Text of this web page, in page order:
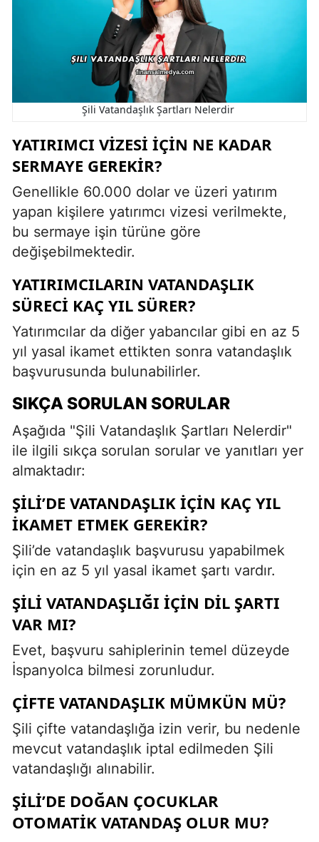
Şili Vatandaşlık Şartları Nelerdir
YATIRIMCI VIZESI İÇIN NE KADAR
SERMAYE GEREKIR?
Genellikle 60.000 dolar ve üzeri yatırım
yapan kişilere yatırımcı vizesi verilmekte,
bu sermaye işin türüne göre
değişebilmektedir.
YATIRIMCILARIN VATANDAŞLIK
SÜRECI KAÇ YIL SÜRER?
Yatırımcılar da diğer yabancılar gibi en az 5
yıl yasal ikamet ettikten sonra vatandaşlık
başvurusunda bulunabilirler.
SIKÇA SORULAN SORULAR
Aşağıda "Şili Vatandaşlık Şartları Nelerdir"
ile ilgili sıkça sorulan sorular ve yanıtları yer
almaktadır:
ŞILI’DE VATANDAŞLIK İÇIN KAÇ YIL
İKAMET ETMEK GEREKIR?
Şili’de vatandaşlık başvurusu yapabilmek
için en az 5 yıl yasal ikamet şartı vardır.
ŞILI VATANDAŞLIĞI İÇIN DIL ŞARTI
VAR MI?
Evet, başvuru sahiplerinin temel düzeyde
İspanyolca bilmesi zorunludur.
ÇIFTE VATANDAŞLIK MÜMKÜN MÜ?
Şili çifte vatandaşlığa izin verir, bu nedenle
mevcut vatandaşlık iptal edilmeden Şili
vatandaşlığı alınabilir.
ŞILI’DE DOĞAN ÇOCUKLAR
OTOMATIK VATANDAŞ OLUR MU?